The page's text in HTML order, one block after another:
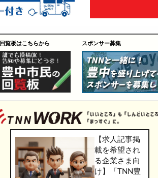
回覧板はこちらから スポンサー募集
【求人記事掲
載を希望され
る企業さま向
け】「TNN豊